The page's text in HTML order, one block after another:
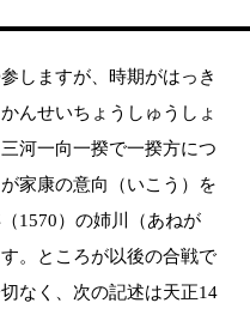
しますが、時期がはっき
んせいちょうしゅうしょ
河一向一揆で一揆方につ
家康の意向（いこう）を
1570）の姉川（あねが
。ところが以後の合戦で
なく、次の記述は天正14